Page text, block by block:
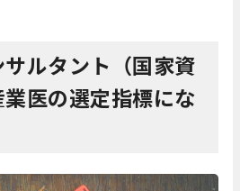
ルタント（国家資
医の選定指標にな